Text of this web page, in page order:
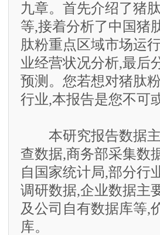
九章。首先介绍了猪
等,接着分析了中国猪
肽粉重点区域市场运
业经营状况分析,最后
预测。您若想对猪肽
行业,本报告是您不可
本研究报告数据主
查数据,商务部采集数
自国家统计局,部分行
调研数据,企业数据主
及公司自有数据库等,
库。